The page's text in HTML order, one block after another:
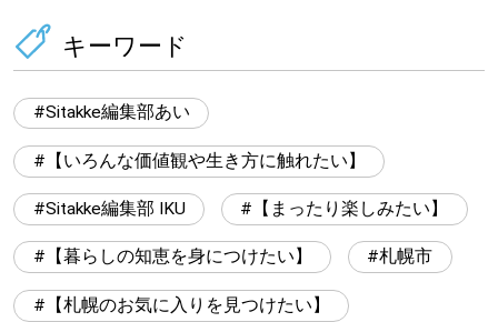
キーワード
Sitakke編集部あい
【いろんな価値観や生き方に触れたい】
Sitakke編集部 IKU 【まったり楽しみたい】
【暮らしの知恵を身につけたい】 札幌市
【札幌のお気に入りを見つけたい】